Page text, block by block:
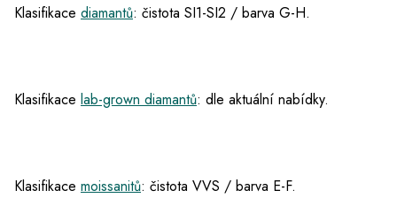
Klasifikace diamantů: čistota SI1-SI2 / barva G-H.
Klasifikace lab-grown diamantů: dle aktuální nabídky.
Klasifikace moissanitů: čistota VVS / barva E-F.